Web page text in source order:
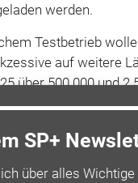
SP+
über alles
werden.
Testbetrieb
auf weitere
über 500.000 und